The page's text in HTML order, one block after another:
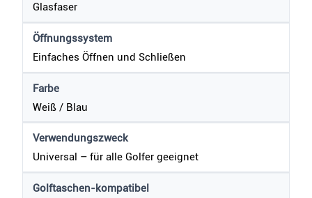
Glasfaser
Öffnungssystem
Einfaches Öffnen und Schließen
Farbe
Weiß / Blau
Verwendungszweck
Universal – für alle Golfer geeignet
Golftaschen-kompatibel